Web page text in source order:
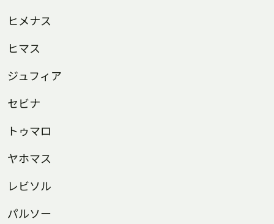
ヒメナス
ヒマス
ジュフィア
セビナ
トゥマロ
ヤホマス
レビソル
パルソー